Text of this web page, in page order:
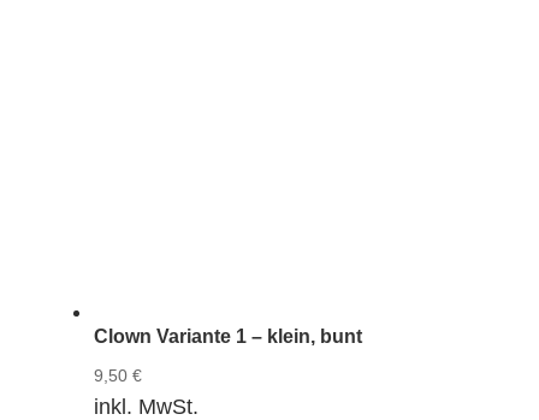
Clown Variante 1 – klein, bunt
9,50 €
inkl. MwSt.